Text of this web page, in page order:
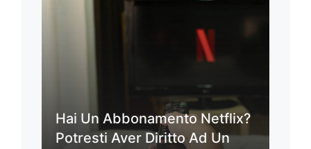
Hai Un Abbonamento Netflix?
Potresti Aver Diritto Ad Un